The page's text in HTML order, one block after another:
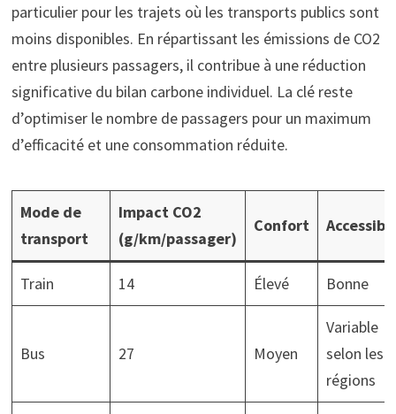
particulier pour les trajets où les transports publics sont
moins disponibles. En répartissant les émissions de CO2
entre plusieurs passagers, il contribue à une réduction
significative du bilan carbone individuel. La clé reste
d’optimiser le nombre de passagers pour un maximum
d’efficacité et une consommation réduite.
Mode de
transport
Impact CO2
(g/km/passager)
Confort
Train 14 Élevé Bonne
Bus 27 Moyen
Variable
selon les
régions